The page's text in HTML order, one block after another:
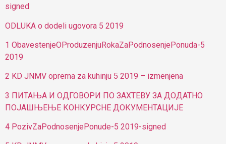
signed
ODLUKA o dodeli ugovora 5 2019
1 ObavestenjeOProduzenjuRokaZaPodnosenjePonuda-5
2019
2 KD JNMV oprema za kuhinju 5 2019 – izmenjena
3 ПИТАЊА И ОДГОВОРИ ПО ЗАХТЕВУ ЗА ДОДАТНО
ПОЈАШЊЕЊЕ КОНКУРСНЕ ДОКУМЕНТАЦИЈЕ
4 PozivZaPodnosenjePonude-5 2019-signed